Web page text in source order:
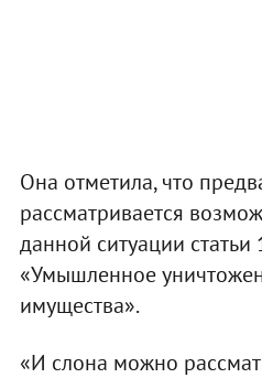
Она отметила, что
рассматривается
данной ситуации статьи
«Умышленное
имущества».
«И слона можно